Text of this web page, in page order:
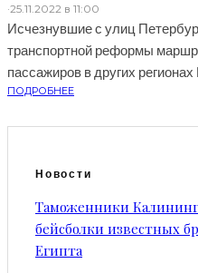
·25.11.2022 в 11:00
Исчезнувшие с улиц
транспортной реформы
пассажиров в других
ПОДРОБНЕЕ
Новости
Таможенники
бейсболки известных
Египта